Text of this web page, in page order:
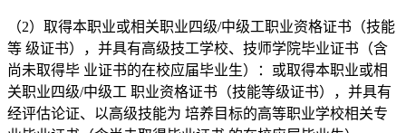
（2）取得本职业或相关职业四级/中级工职业资格证书（技能
等 级证书），并具有高级技工学校、技师学院毕业证书（含
尚未取得毕 业证书的在校应届毕业生）：或取得本职业或相
关职业四级/中级工 职业资格证书（技能等级证书），并具有
经评估论证、以高级技能为 培养目标的高等职业学校相关专